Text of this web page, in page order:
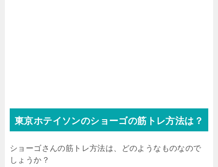
東京ホテイソンのショーゴの筋トレ方法は？
ショーゴさんの筋トレ方法は、どのようなものなので
しょうか？